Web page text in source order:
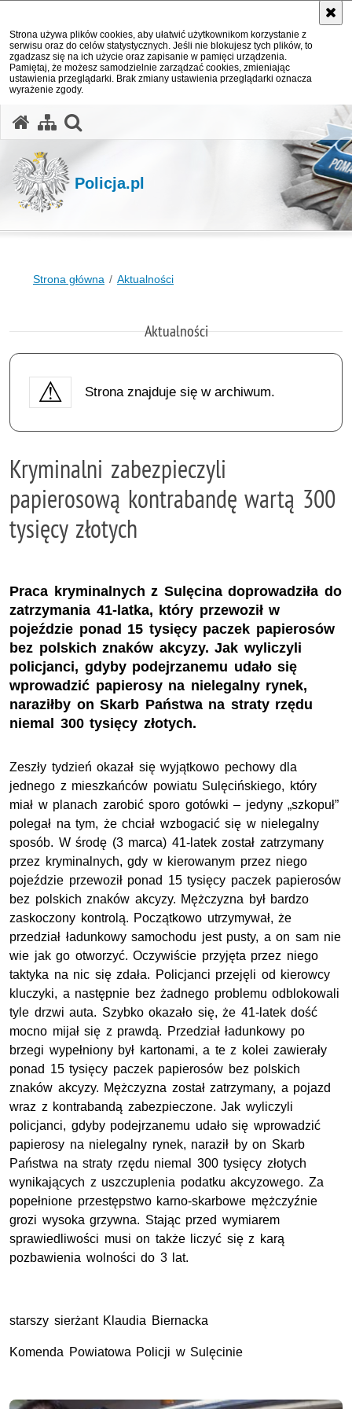
Strona używa plików cookies, aby ułatwić użytkownikom korzystanie z
serwisu oraz do celów statystycznych. Jeśli nie blokujesz tych plików, to
zgadzasz się na ich użycie oraz zapisanie w pamięci urządzenia.
Pamiętaj, że możesz samodzielnie zarządzać cookies, zmieniając
ustawienia przeglądarki. Brak zmiany ustawienia przeglądarki oznacza
wyrażenie zgody.
Policja.pl
Strona główna Aktualności
Aktualności
Strona znajduje się w archiwum.
Kryminalni zabezpieczyli
papierosową kontrabandę wartą 300
tysięcy złotych
Praca kryminalnych z Sulęcina doprowadziła do
zatrzymania 41-latka, który przewoził w
pojeździe ponad 15 tysięcy paczek papierosów
bez polskich znaków akcyzy. Jak wyliczyli
policjanci, gdyby podejrzanemu udało się
wprowadzić papierosy na nielegalny rynek,
naraziłby on Skarb Państwa na straty rzędu
niemal 300 tysięcy złotych.
Zeszły tydzień okazał się wyjątkowo pechowy dla
jednego z mieszkańców powiatu Sulęcińskiego, który
miał w planach zarobić sporo gotówki – jedyny „szkopuł”
polegał na tym, że chciał wzbogacić się w nielegalny
sposób. W środę (3 marca) 41-latek został zatrzymany
przez kryminalnych, gdy w kierowanym przez niego
pojeździe przewoził ponad 15 tysięcy paczek papierosów
bez polskich znaków akcyzy. Mężczyzna był bardzo
zaskoczony kontrolą. Początkowo utrzymywał, że
przedział ładunkowy samochodu jest pusty, a on sam nie
wie jak go otworzyć. Oczywiście przyjęta przez niego
taktyka na nic się zdała. Policjanci przejęli od kierowcy
kluczyki, a następnie bez żadnego problemu odblokowali
tyle drzwi auta. Szybko okazało się, że 41-latek dość
mocno mijał się z prawdą. Przedział ładunkowy po
brzegi wypełniony był kartonami, a te z kolei zawierały
ponad 15 tysięcy paczek papierosów bez polskich
znaków akcyzy. Mężczyzna został zatrzymany, a pojazd
wraz z kontrabandą zabezpieczone. Jak wyliczyli
policjanci, gdyby podejrzanemu udało się wprowadzić
papierosy na nielegalny rynek, naraził by on Skarb
Państwa na straty rzędu niemal 300 tysięcy złotych
wynikających z uszczuplenia podatku akcyzowego. Za
popełnione przestępstwo karno-skarbowe mężczyźnie
grozi wysoka grzywna. Stając przed wymiarem
sprawiedliwości musi on także liczyć się z karą
pozbawienia wolności do 3 lat.
starszy sierżant Klaudia Biernacka
Komenda Powiatowa Policji w Sulęcinie